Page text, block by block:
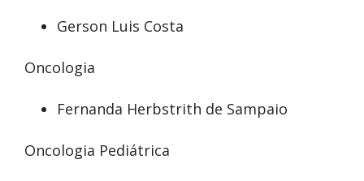
Gerson Luis Costa
Oncologia
Fernanda Herbstrith de Sampaio
Oncologia Pediátrica